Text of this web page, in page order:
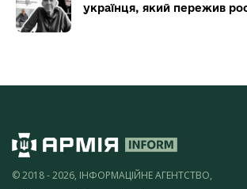
українця, який пережив
© 2018 - 2026, ІНФОРМАЦІЙНЕ АГЕНТСТВО,